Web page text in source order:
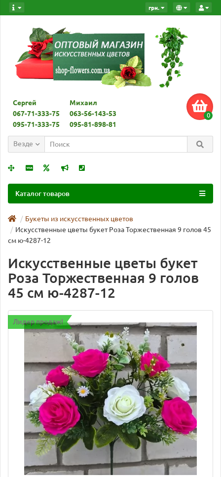
грн.
Сергей
067-71-333-75
095-71-333-75
Михаил
063-56-143-53
095-81-898-81
0
Везде
Каталог товаров
Букеты из искусственных цветов
Искусственные цветы букет Роза Торжественная 9 голов 45
см ю-4287-12
Искусственные цветы букет
Роза Торжественная 9 голов
45 см ю-4287-12
Лидер продаж!